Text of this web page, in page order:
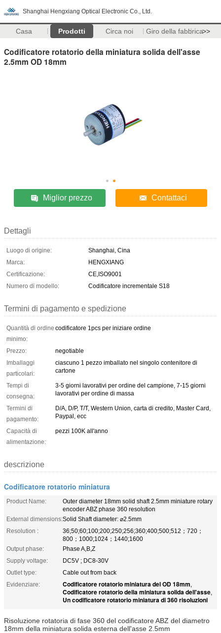
Shanghai Hengxiang Optical Electronic Co., Ltd.
Casa Prodotti Circa noi Giro della fabbrica>>
Codificatore rotatorio della miniatura solida dell'asse
2.5mm OD 18mm
Miglior prezzo Contattaci
Dettagli
Luogo di origine:
Shanghai, Cina
Marca:
HENGXIANG
Certificazione:
CE,ISO9001
Numero di modello:
Codificatore incrementale S18
Termini di pagamento e spedizione
Quantità di ordine
minimo:
codificatore 1pcs per iniziare ordine
Prezzo:
negotiable
Imballaggi
particolari:
ciascuno 1 pezzo imballato nel singolo contenitore di
cartone
Tempi di
consegna:
3-5 giorni lavorativi per ordine del campione, 7-15 giorni
lavorativi per ordine di massa
Termini di
pagamento:
D/A, D/P, T/T, Western Union, carta di credito, Master Card,
Paypal, ecc
Capacità di
alimentazione:
pezzi 100K all'anno
descrizione
Codificatore rotatorio miniatura
Product Name:
Outer diameter 18mm solid shaft 2.5mm miniature rotary
encoder ABZ phase 360 resolution
External dimensions:Solid Shaft diameter: ⌀2.5mm
Resolution :
36;50;60;100;200;250;256;360;400;500;512；720；
800；1000;1024；1440;1600
Output phase:
Phase A,B,Z
Supply voltage:
DC5V ; DC8-30V
Outlet type:
Cable out from back
Evidenziare:
Codificatore rotatorio miniatura del OD 18mm,
Codificatore rotatorio della miniatura solida dell'asse,
Un codificatore rotatorio miniatura di 360 risoluzioni
Risoluzione rotatoria di fase 360 del codificatore ABZ del diametro
18mm della miniatura solida esterna dell'asse 2.5mm